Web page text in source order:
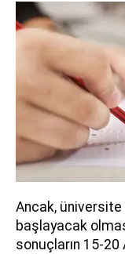
Ancak, üniversite
başlayacak
sonuçların 15-